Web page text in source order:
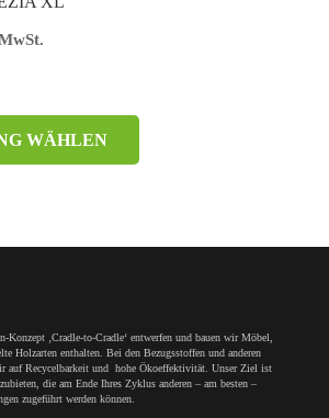
WÄHLEN
Konzept ‚Cradle-to-Cradle‘ entwerfen und bauen wir Möbel,
Holzarten enthalten. Bei den Bezugsstoffen und anderen
auf Recycelbarkeit und hohe Ökoeffektivität. Unser Ziel ist
die am Ende Ihres Zyklus anderen – am besten –
zugeführt werden können.